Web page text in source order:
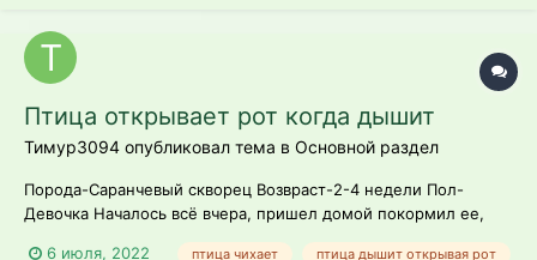
Птица открывает рот когда дышит
Тимур3094 опубликовал тема в Основной раздел
Порода-Саранчевый скворец Возвраст-2-4 недели Пол-
Девочка Началось всё вчера, пришел домой покормил ее,
6 июля, 2022 птица чихает птица дышит открывая рот